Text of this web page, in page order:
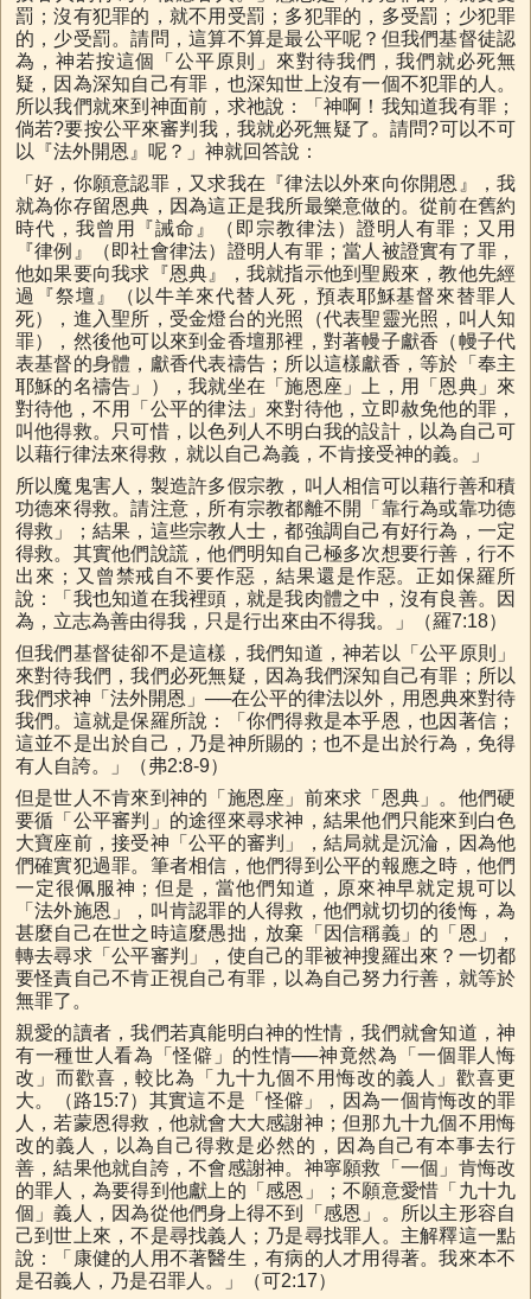
罰；沒有犯罪的，就不用受罰；多犯罪的，多受罰；少犯罪
的，少受罰。請問，這算不算是最公平呢？但我們基督徒認
為，神若按這個「公平原則」來對待我們，我們就必死無
疑，因為深知自己有罪，也深知世上沒有一個不犯罪的人。
所以我們就來到神面前，求祂說：「神啊！我知道我有罪；
倘若?要按公平來審判我，我就必死無疑了。請問?可以不可
以『法外開恩』呢？」神就回答說：
「好，你願意認罪，又求我在『律法以外來向你開恩』，我
就為你存留恩典，因為這正是我所最樂意做的。從前在舊約
時代，我曾用『誡命』（即宗教律法）證明人有罪；又用
『律例』（即社會律法）證明人有罪；當人被證實有了罪，
他如果要向我求『恩典』，我就指示他到聖殿來，教他先經
過『祭壇』（以牛羊來代替人死，預表耶穌基督來替罪人
死），進入聖所，受金燈台的光照（代表聖靈光照，叫人知
罪），然後他可以來到金香壇那裡，對著幔子獻香（幔子代
表基督的身體，獻香代表禱告；所以這樣獻香，等於「奉主
耶穌的名禱告」），我就坐在「施恩座」上，用「恩典」來
對待他，不用「公平的律法」來對待他，立即赦免他的罪，
叫他得救。只可惜，以色列人不明白我的設計，以為自己可
以藉行律法來得救，就以自己為義，不肯接受神的義。」
所以魔鬼害人，製造許多假宗教，叫人相信可以藉行善和積
功德來得救。請注意，所有宗教都離不開「靠行為或靠功德
得救」；結果，這些宗教人士，都強調自己有好行為，一定
得救。其實他們說謊，他們明知自己極多次想要行善，行不
出來；又曾禁戒自不要作惡，結果還是作惡。正如保羅所
說：「我也知道在我裡頭，就是我肉體之中，沒有良善。因
為，立志為善由得我，只是行出來由不得我。」（羅7:18）
但我們基督徒卻不是這樣，我們知道，神若以「公平原則」
來對待我們，我們必死無疑，因為我們深知自己有罪；所以
我們求神「法外開恩」──在公平的律法以外，用恩典來對待
我們。這就是保羅所說：「你們得救是本乎恩，也因著信；
這並不是出於自己，乃是神所賜的；也不是出於行為，免得
有人自誇。」（弗2:8-9）
但是世人不肯來到神的「施恩座」前來求「恩典」。他們硬
要循「公平審判」的途徑來尋求神，結果他們只能來到白色
大寶座前，接受神「公平的審判」，結局就是沉淪，因為他
們確實犯過罪。筆者相信，他們得到公平的報應之時，他們
一定很佩服神；但是，當他們知道，原來神早就定規可以
「法外施恩」，叫肯認罪的人得救，他們就切切的後悔，為
甚麼自己在世之時這麼愚拙，放棄「因信稱義」的「恩」，
轉去尋求「公平審判」，使自己的罪被神搜羅出來？一切都
要怪責自己不肯正視自己有罪，以為自己努力行善，就等於
無罪了。
親愛的讀者，我們若真能明白神的性情，我們就會知道，神
有一種世人看為「怪僻」的性情──神竟然為「一個罪人悔
改」而歡喜，較比為「九十九個不用悔改的義人」歡喜更
大。（路15:7）其實這不是「怪僻」，因為一個肯悔改的罪
人，若蒙恩得救，他就會大大感謝神；但那九十九個不用悔
改的義人，以為自己得救是必然的，因為自己有本事去行
善，結果他就自誇，不會感謝神。神寧願救「一個」肯悔改
的罪人，為要得到他獻上的「感恩」；不願意愛惜「九十九
個」義人，因為從他們身上得不到「感恩」。所以主形容自
己到世上來，不是尋找義人；乃是尋找罪人。主解釋這一點
說：「康健的人用不著醫生，有病的人才用得著。我來本不
是召義人，乃是召罪人。」（可2:17）